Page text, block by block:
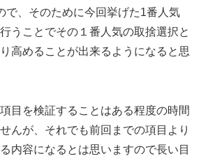
で、そのために今回挙げた1番人気
うことでその１番人気の取捨選択と
高めることが出来るようになると思
目を検証することはある程度の時間
んが、それでも前回までの項目より
内容になるとは思いますので長い目